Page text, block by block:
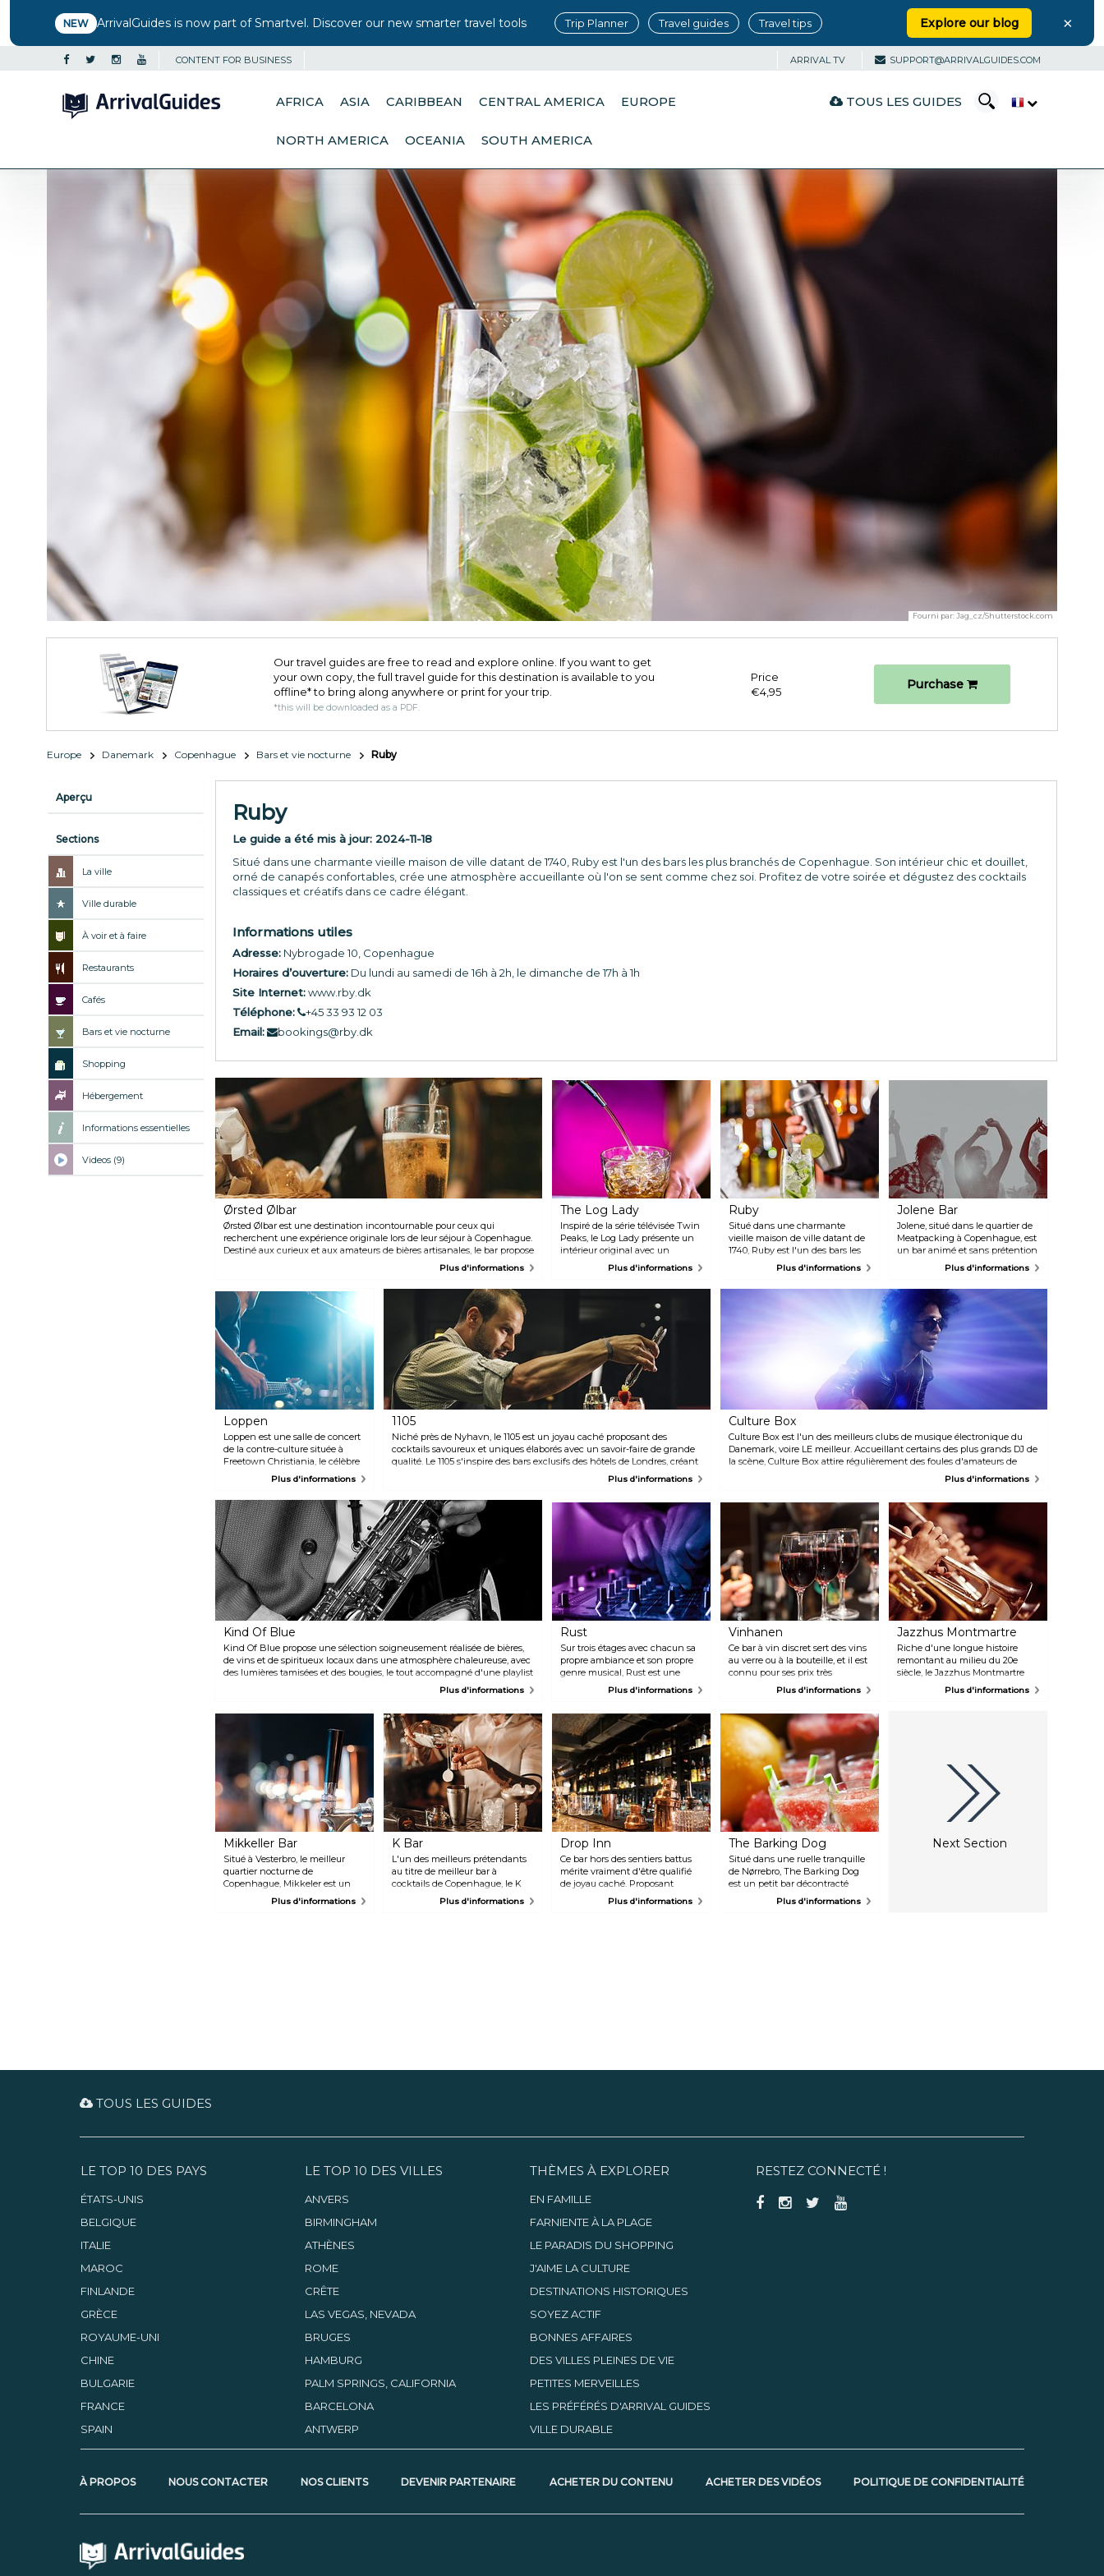
NEW ArrivalGuides is now part of Smartvel. Discover our new smarter travel tools Trip Planner Travel guides Travel tips Explore our blog ×
CONTENT FOR BUSINESS ARRIVAL TV SUPPORT@ARRIVALGUIDES.COM
AFRICA ASIA CARIBBEAN CENTRAL AMERICA EUROPE
NORTH AMERICA OCEANIA SOUTH AMERICA
TOUS LES GUIDES
Fourni par: Jag_cz/Shutterstock.com
Our travel guides are free to read and explore online. If you want to get
your own copy, the full travel guide for this destination is available to you
offline* to bring along anywhere or print for your trip.​
*this will be downloaded as a PDF.
Price
€4,95
Purchase
Europe Danemark Copenhague Bars et vie nocturne Ruby
Aperçu
Sections
La ville
Ville durable
À voir et à faire
Restaurants
Cafés
Bars et vie nocturne
Shopping
Hébergement
Informations essentielles
Videos (9)
Ruby
Le guide a été mis à jour: 2024-11-18
Situé dans une charmante vieille maison de ville datant de 1740, Ruby est l'un des bars les plus branchés de Copenhague. Son intérieur chic et douillet,
orné de canapés confortables, crée une atmosphère accueillante où l'on se sent comme chez soi. Profitez de votre soirée et dégustez des cocktails
classiques et créatifs dans ce cadre élégant.
Informations utiles
Adresse: Nybrogade 10, Copenhague
Horaires d’ouverture: Du lundi au samedi de 16h à 2h, le dimanche de 17h à 1h
Site Internet:www.rby.dk
Téléphone:
+45 33 93 12 03
Email:
bookings@rby.dk
Ørsted Ølbar
Ørsted Ølbar est une destination incontournable pour ceux qui
recherchent une expérience originale lors de leur séjour à Copenhague.
Destiné aux curieux et aux amateurs de bières artisanales, le bar propose
20 variétés de bières pression et une vaste sélection de bières en
s'asseoir à l'extérieur pendant les mois d'été ensoleillés.
Plus d'informations
The Log Lady
Inspiré de la série télévisée Twin
Peaks, le Log Lady présente un
intérieur original avec un
éclairage dans des teintes
rouges, des animaux en peluche
en décoration et des souches
L'ambiance étant chaleureuse
avec des bougies et des fleurs, ce
lieu intimiste invite à se
détendre avec une tasse de café
ou une bière, à lire un livre, à
jouer à des jeux de société avec
des amis ou à écouter de la
musique live.
Plus d'informations
Ruby
Situé dans une charmante
vieille maison de ville datant de
1740, Ruby est l'un des bars les
plus branchés de Copenhague.
orné de canapés confortables,
cocktails classiques et créatifs
dans ce cadre élégant.
Plus d'informations
Jolene Bar
Jolene, situé dans le quartier de
Meatpacking à Copenhague, est
un bar animé et sans prétention
qui attire régulièrement des
attendez pas à des cocktails
raffinés, préparez-vous plutôt à
boire de la bière directement à la
bouteille dans cette ancienne
boucherie pleine de caractère.
En activité depuis plus de dix
ans, Jolene est le lieu de
prédilection de Kødbyen pour
danser tard le soir, inclusives et
adaptées aux personnes
LGBTQI+. Le lieu accueille ses
différents genres de musique
électronique et de danse.
Consultez leurs réseaux sociaux
connaître la dernière
Plus d'informations
Loppen
Loppen est une salle de concert
de la contre-culture située à
Freetown Christiania, le célèbre
territoire autoproclamé de
Copenhague. Le lieu est toujours
rempli de musiciens émergents
comme connus. Consultez les
horaires pour connaitre le
programme lorsque vous êtes en
ville et attendez-vous à trouver
de nombreux musiciens
alternatifs.
Plus d'informations
1105
Niché près de Nyhavn, le 1105 est un joyau caché proposant des
cocktails savoureux et uniques élaborés avec un savoir-faire de grande
qualité. Le 1105 s'inspire des bars exclusifs des hôtels de Londres, créant
une atmosphère chic qui rappelle un bar clandestin victorien. Malgré
son élégance, le bar conserve une atmosphère chaleureuse et familière.
Le service exceptionnel et le personnel amical ajoutent à l'attrait de cet
établissement sophistiqué.
Plus d'informations
Culture Box
Culture Box est l'un des meilleurs clubs de musique électronique du
Danemark, voire LE meilleur. Accueillant certains des plus grands DJ de
la scène, Culture Box attire régulièrement des foules d'amateurs de
Plus d'informations
Kind Of Blue
Kind Of Blue propose une sélection soigneusement réalisée de bières,
de vins et de spiritueux locaux dans une atmosphère chaleureuse, avec
des lumières tamisées et des bougies, le tout accompagné d'une playlist
Plus d'informations
Rust
Sur trois étages avec chacun sa
propre ambiance et son propre
genre musical, Rust est une
discothèque populaire située
entendre du rock indépendant
et de la pop, ainsi que du hip-
hop et de la musique
électronique, vous aurez
l'embarras du choix. Des
spectacles d'artistes émergents
et alternatifs y sont
régulièrement organisés.
Plus d'informations
Vinhanen
Ce bar à vin discret sert des vins
au verre ou à la bouteille, et il est
connu pour ses prix très
abordables. Des plateaux de
l'extérieur sont disponibles en
été, parfaites pour profiter du
soleil.
Plus d'informations
Jazzhus Montmartre
Riche d'une longue histoire
remontant au milieu du 20e
siècle, le Jazzhus Montmartre
continue d'être un paradis pour
renommée mondiale.
Aujourd'hui, les visiteurs
peuvent toujours profiter du
charme intemporel de ce lieu
emblématique et vivre une
par une musique exceptionnelle.
Plus d'informations
Mikkeller Bar
Situé à Vesterbro, le meilleur
quartier nocturne de
Copenhague, Mikkeler est un
bar populaire qui sert des bières
Plus d'informations
K Bar
L'un des meilleurs prétendants
au titre de meilleur bar à
cocktails de Copenhague, le K
Bar est un lieu chic et branché
Plus d'informations
Drop Inn
Ce bar hors des sentiers battus
mérite vraiment d'être qualifié
de joyau caché. Proposant
régulièrement des concerts
Plus d'informations
The Barking Dog
Situé dans une ruelle tranquille
de Nørrebro, The Barking Dog
est un petit bar décontracté
proposant des siègesPlus d'informations
Next Section
TOUS LES GUIDES
LE TOP 10 DES PAYS
ÉTATS-UNIS
BELGIQUE
ITALIE
MAROC
FINLANDE
GRÈCE
ROYAUME-UNI
CHINE
BULGARIE
FRANCE
SPAIN
LE TOP 10 DES VILLES
ANVERS
BIRMINGHAM
ATHÈNES
ROME
CRÊTE
LAS VEGAS, NEVADA
BRUGES
HAMBURG
PALM SPRINGS, CALIFORNIA
BARCELONA
ANTWERP
THÈMES À EXPLORER
EN FAMILLE
FARNIENTE À LA PLAGE
LE PARADIS DU SHOPPING
J'AIME LA CULTURE
DESTINATIONS HISTORIQUES
SOYEZ ACTIF
BONNES AFFAIRES
DES VILLES PLEINES DE VIE
PETITES MERVEILLES
LES PRÉFÉRÉS D'ARRIVAL GUIDES
VILLE DURABLE
RESTEZ CONNECTÉ !
À PROPOS NOUS CONTACTER NOS CLIENTS DEVENIR PARTENAIRE ACHETER DU CONTENU ACHETER DES VIDÉOS POLITIQUE DE CONFIDENTIALITÉ